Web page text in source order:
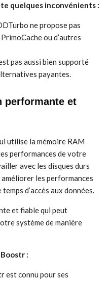
quelques inconvénients :
ne propose pas
ou d’autres
pas aussi bien supporté
payantes.
performante et
utilise la mémoire RAM
performances de votre
avec les disques durs
améliorer les performances
d’accès aux données.
et fiable qui peut
système de manière
:
est connu pour ses